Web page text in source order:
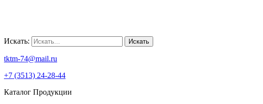
Искать: Искать
tktm-74@mail.ru
+7 (3513) 24-28-44
Каталог Продукции